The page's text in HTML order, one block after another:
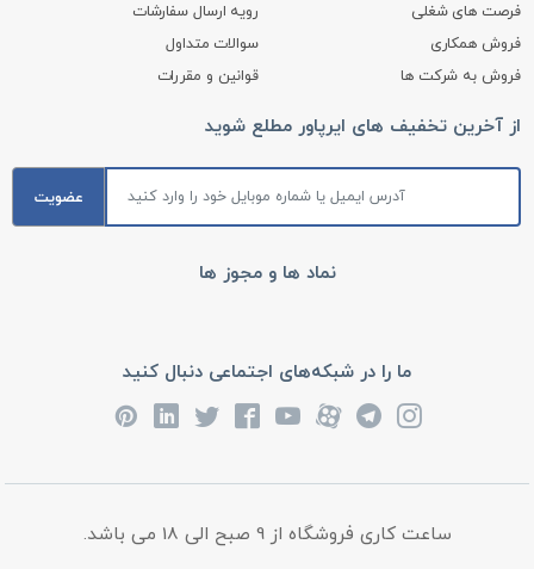
فرصت های شغلی
فروش همکاری
فروش به شرکت ها
رویه ارسال سفارشات
سوالات متداول
قوانین و مقررات
از آخرین تخفیف های ایرپاور مطلع شوید
عضویت
نماد ها و مجوز ها
ما را در شبکه‌های اجتماعی دنبال کنید
ساعت کاری فروشگاه از 9 صبح الی 18 می باشد.